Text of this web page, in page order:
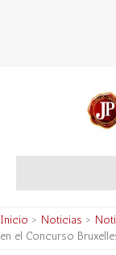
Inicio > Noticias >
en el Concurso